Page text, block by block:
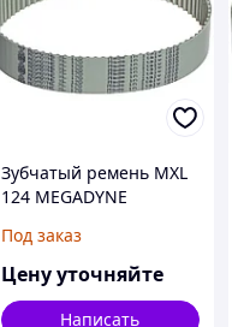
Зубчатый ремень MXL
124 MEGADYNE
Под заказ
Цену уточняйте
Написать